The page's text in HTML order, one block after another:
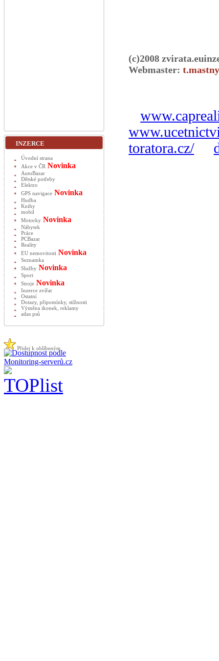
(c)2008
Webmaster:
toratora.cz/
INZERCE
Úvodní strana
Akce v ČR Novinka
AutoBazar
Dětské potřeby
Elektro
GPS navigace Novinka
Hudba
Knihy
mobil
Motorky Novinka
Nábytek
Práce
PCBazar
Reality
EU nemovitosti Novinka
Seznamka
Služby Novinka
Sport
Stroje Novinka
Inzerce zvířat
Ostatní
Dotazy, připomínky, stížnosti
Výměna ikonek, reklamy
atlas psů
Přidej k oblíbeným